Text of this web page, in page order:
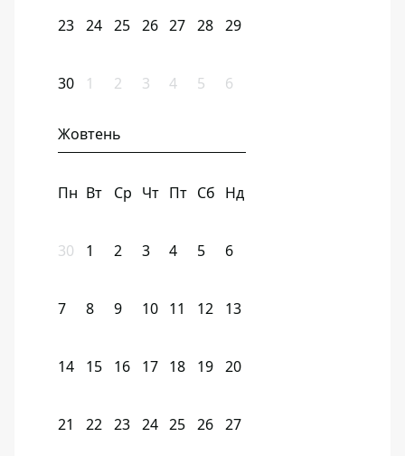
23 24 25 26 27 28 29
30 1 2 3 4 5 6
Жовтень
Пн Вт Ср Чт Пт Сб Нд
30 1 2 3 4 5 6
7 8 9 10 11 12 13
14 15 16 17 18 19 20
21 22 23 24 25 26 27